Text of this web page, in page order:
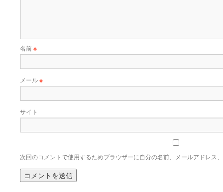
名前※
メール※
サイト
次回のコメントで使用するためブラウザーに自分の名前、メールアドレス